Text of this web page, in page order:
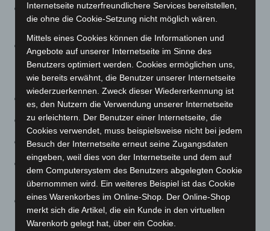
Sitzungen von Ratsgremien und Bezirksräten (soweit
nicht digital durchzuführen)
Versammlungen von Vereinen, Initiativen und
ehrenamtliche Zusammenschlüsse, die durch
Rechtsvorschriften vorgeschrieben sind
Religiöse Gruppen
Selbsthilfegruppen
Angebote der beruflichen Aus- und Fortbildung
Raumnutzungen für Schularbeiten oder
Homeschooling (1 Person pro Gruppenraum)
Raumnutzungen für Studierende oder Menschen im
Homeoffice (1 Person pro Gruppenraum)
Internetseite nutzerfreundlichere Services bereitstellen,
die ohne die Cookie-Setzung nicht möglich wären.
Mittels eines Cookies können die Informationen und
Angebote auf unserer Internetseite im Sinne des
Benutzers optimiert werden. Cookies ermöglichen uns,
wie bereits erwähnt, die Benutzer unserer Internetseite
wiederzuerkennen. Zweck dieser Wiedererkennung ist
es, den Nutzern die Verwendung unserer Internetseite
zu erleichtern. Der Benutzer einer Internetseite, die
Cookies verwendet, muss beispielsweise nicht bei jedem
Besuch der Internetseite erneut seine Zugangsdaten
eingeben, weil dies von der Internetseite und dem auf
dem Computersystem des Benutzers abgelegten Cookie
übernommen wird. Ein weiteres Beispiel ist das Cookie
eines Warenkorbes im Online-Shop. Der Online-Shop
merkt sich die Artikel, die ein Kunde in den virtuellen
Warenkorb gelegt hat, über ein Cookie.